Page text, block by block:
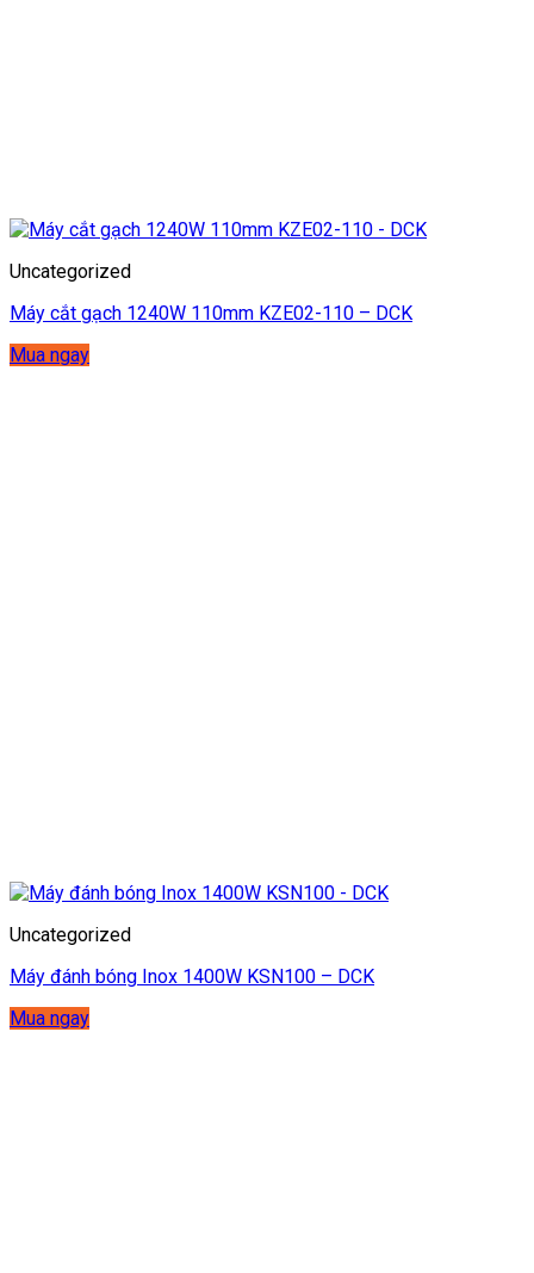
Uncategorized
Máy cắt gạch 1240W 110mm KZE02-110 – DCK
Mua ngay
Uncategorized
Máy đánh bóng Inox 1400W KSN100 – DCK
Mua ngay